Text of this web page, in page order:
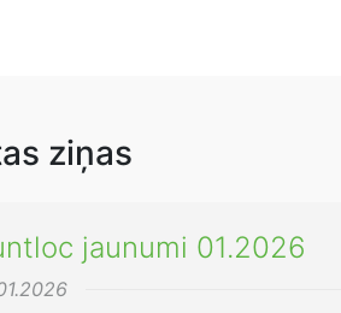
ziņas
jaunumi 01.2026